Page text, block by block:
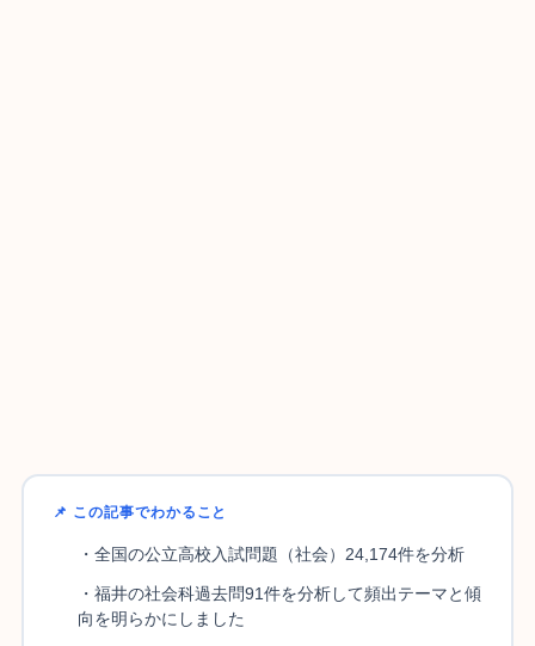
📌 この記事でわかること
・全国の公立高校入試問題（社会）24,174件を分析
・福井の社会科過去問91件を分析して頻出テーマと傾
向を明らかにしました